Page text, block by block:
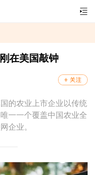
在美国敲钟
的农业上市企业以传统
一一个覆盖中国农业全
企业。